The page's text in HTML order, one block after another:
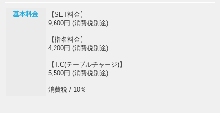
基本料金
【SET料金】
9,600円 (消費税別途)
【指名料金】
4,200円 (消費税別途)
【T.C(テーブルチャージ)】
5,500円 (消費税別途)
消費税 / 10％